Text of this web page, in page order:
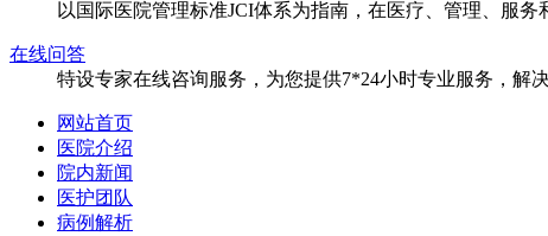
以国际医院管理标准JCI体系为指南，在医疗、管理、服
在线问答
特设专家在线咨询服务，为您提供7*24小时专业服务，解
网站首页
医院介绍
院内新闻
医护团队
病例解析